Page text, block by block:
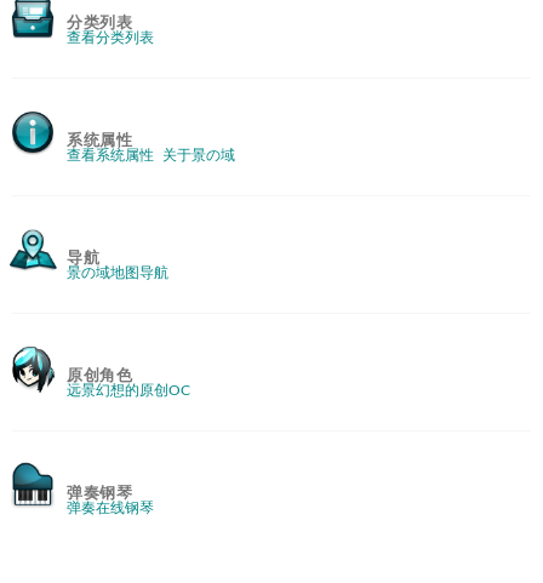
分类列表
查看分类列表
系统属性
查看系统属性 关于景の域
导航
景の域地图导航
原创角色
远景幻想的原创OC
弹奏钢琴
弹奏在线钢琴